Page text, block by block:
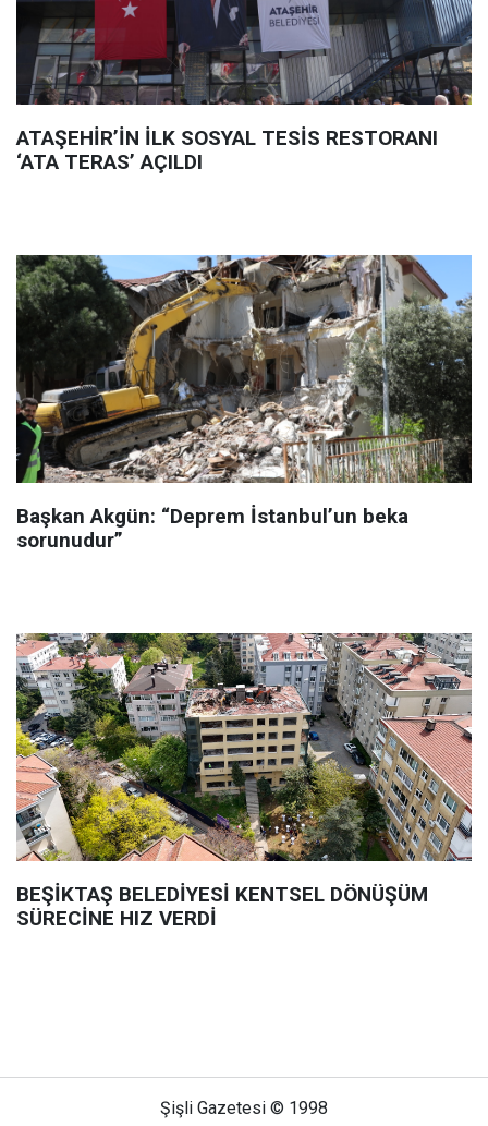
ATAŞEHİR’İN İLK SOSYAL TESİS RESTORANI
‘ATA TERAS’ AÇILDI
Başkan Akgün: “Deprem İstanbul’un beka
sorunudur”
BEŞİKTAŞ BELEDİYESİ KENTSEL DÖNÜŞÜM
SÜRECİNE HIZ VERDİ
Şişli Gazetesi © 1998